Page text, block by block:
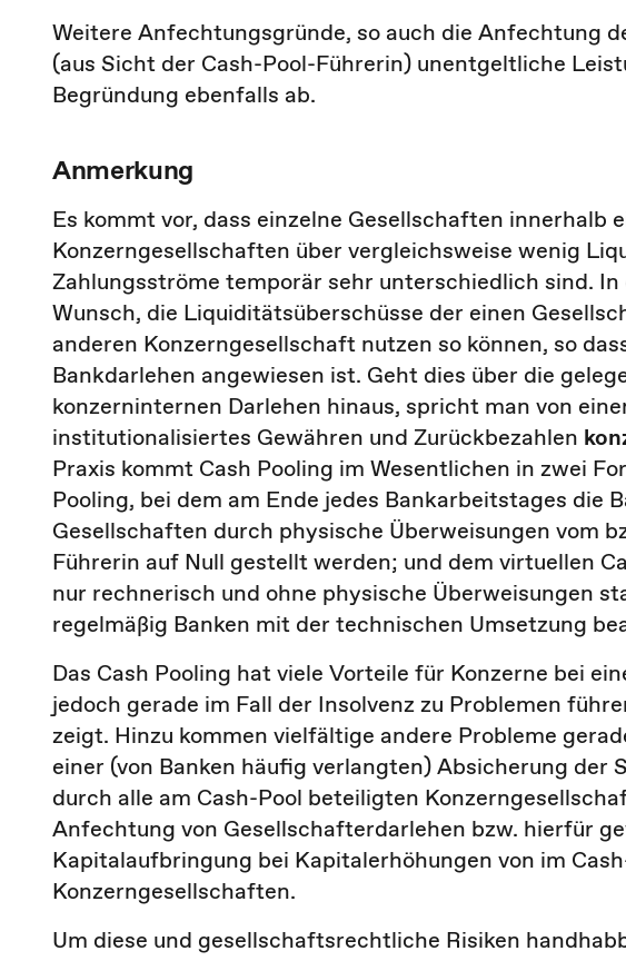
Weitere Anfechtungsgründe, so auch die Anfechtung
(aus Sicht der Cash-Pool-Führerin) unentgeltliche
Begründung ebenfalls ab.
Anmerkung
Es kommt vor, dass einzelne Gesellschaften innerhalb
Konzerngesellschaften über vergleichsweise wenig
Zahlungsströme temporär sehr unterschiedlich sind.
Wunsch, die Liquiditätsüberschüsse der einen
anderen Konzerngesellschaft nutzen so können, so
Bankdarlehen angewiesen ist. Geht dies über die
konzerninternen Darlehen hinaus, spricht man von
institutionalisiertes Gewähren und Zurückbezahlen
Praxis kommt Cash Pooling im Wesentlichen in zwei
Pooling, bei dem am Ende jedes Bankarbeitstages die
Gesellschaften durch physische Überweisungen vom
Führerin auf Null gestellt werden; und dem virtuellen
nur rechnerisch und ohne physische Überweisungen
regelmäßig Banken mit der technischen Umsetzung
Das Cash Pooling hat viele Vorteile für Konzerne bei
jedoch gerade im Fall der Insolvenz zu Problemen
zeigt. Hinzu kommen vielfältige andere Probleme
einer (von Banken häufig verlangten) Absicherung der
durch alle am Cash-Pool beteiligten
Anfechtung von Gesellschafterdarlehen bzw. hierfür
Kapitalaufbringung bei Kapitalerhöhungen von im
Konzerngesellschaften.
Um diese und gesellschaftsrechtliche Risiken